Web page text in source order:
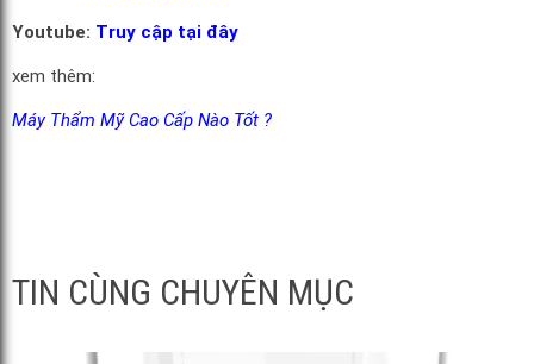
Youtube: Truy cập tại đây
xem thêm:
Máy Thẩm Mỹ Cao Cấp Nào Tốt ?
TIN CÙNG CHUYÊN MỤC